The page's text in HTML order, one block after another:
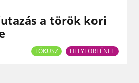
a török kori
FÓKUSZ HELYTÖRTÉNET